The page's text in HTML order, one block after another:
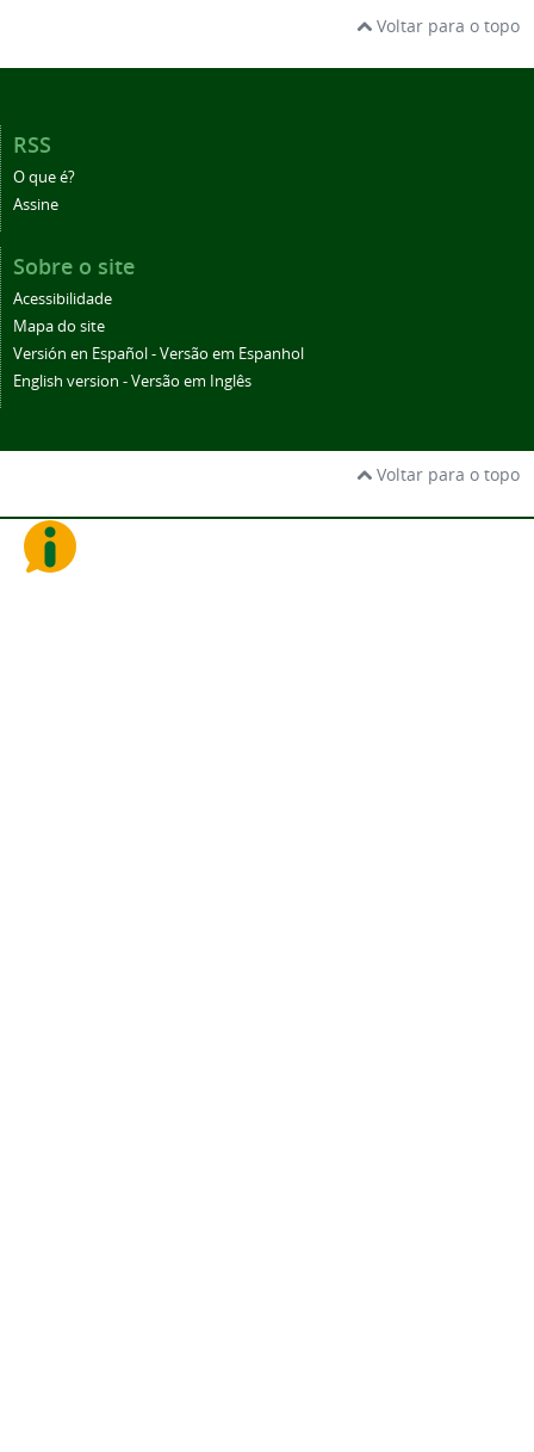
Voltar para o topo
RSS
O que é?
Assine
Sobre o site
Acessibilidade
Mapa do site
Versión en Español - Versão em Espanhol
English version - Versão em Inglês
Voltar para o topo